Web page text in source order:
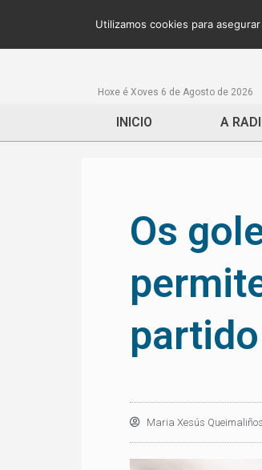
Hoxe é Xoves 6 de Agosto de 2026
INICIO A
Os
Maria Xesús Queimaliños
Utilizamos cookies para